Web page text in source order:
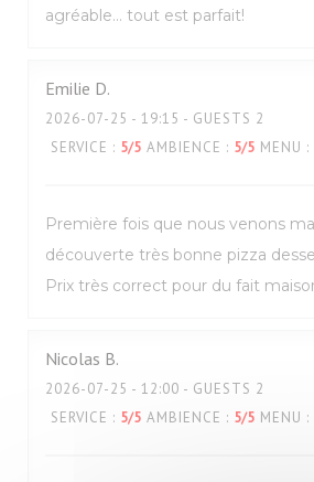
agréable… tout est parfait!
Emilie D
2026-07-25 - 19:15 - GUESTS 2
SERVICE : 5/5 AMBIENCE : 5/5 MENU :
Première fois que nous venons
découverte très bonne pizza
Prix très correct pour du fait
Nicolas B
2026-07-25 - 12:00 - GUESTS 2
SERVICE : 5/5 AMBIENCE : 5/5 MENU :